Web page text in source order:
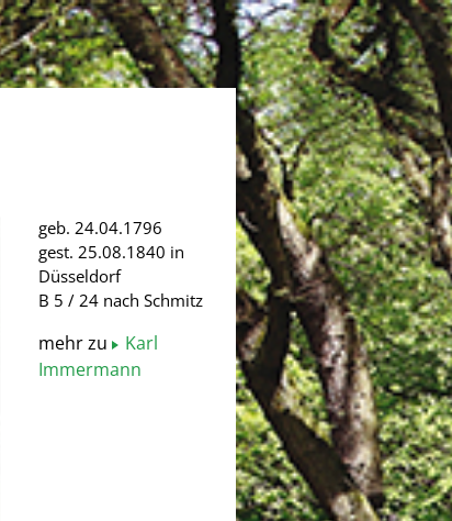
geb. 24.04.1796
gest. 25.08.1840 in
Düsseldorf
B 5 / 24 nach Schmitz
mehr zu
Karl
Immermann